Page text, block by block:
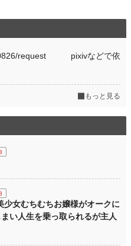
request pixivなどで依
もっと見る
女むちむちお嬢様がオークに
い人生を乗っ取られるが主人